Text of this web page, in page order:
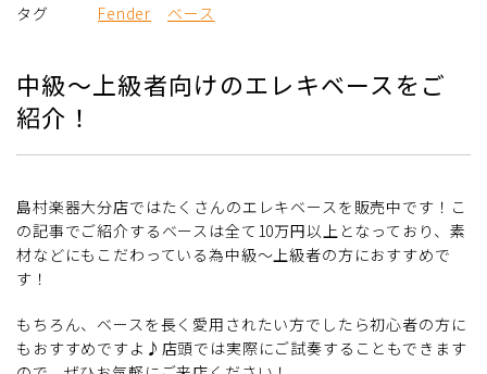
タグ
Fender ベース
中級～上級者向けのエレキベースをご
紹介！
島村楽器大分店ではたくさんのエレキベースを販売中です！こ
の記事でご紹介するベースは全て10万円以上となっており、素
材などにもこだわっている為中級～上級者の方におすすめで
す！
もちろん、ベースを長く愛用されたい方でしたら初心者の方に
もおすすめですよ♪店頭では実際にご試奏することもできます